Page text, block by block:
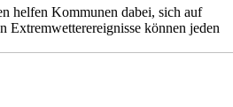
helfen Kommunen dabei, sich auf
Extremwetterereignisse können jeden